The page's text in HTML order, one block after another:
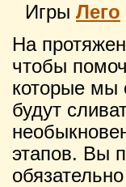
Игры Лего
На
чтобы
которые мы
будут
этапов. Вы